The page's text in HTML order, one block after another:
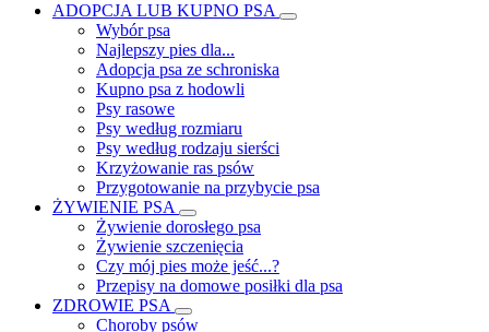
ADOPCJA LUB KUPNO PSA
Wybór psa
Najlepszy pies dla...
Adopcja psa ze schroniska
Kupno psa z hodowli
Psy rasowe
Psy według rozmiaru
Psy według rodzaju sierści
Krzyżowanie ras psów
Przygotowanie na przybycie psa
ŻYWIENIE PSA
Żywienie dorosłego psa
Żywienie szczenięcia
Czy mój pies może jeść...?
Przepisy na domowe posiłki dla psa
ZDROWIE PSA
Choroby psów